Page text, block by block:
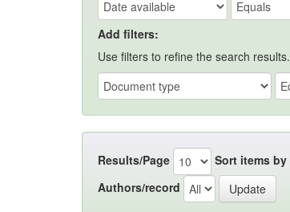
Add filters:
Use filters to refine the search results.
Results/Page Sort items by
Authors/record